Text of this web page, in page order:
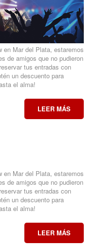
en Mar del Plata, estaremos
de amigos que no pudieron
tus entradas con
un descuento para
el alma!
LEER MÁS
en Mar del Plata, estaremos
de amigos que no pudieron
tus entradas con
un descuento para
el alma!
LEER MÁS